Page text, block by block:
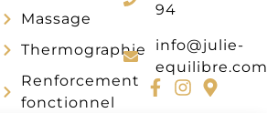
Massage
Thermographie
Renforcement
fonctionnel
94
info@julie-